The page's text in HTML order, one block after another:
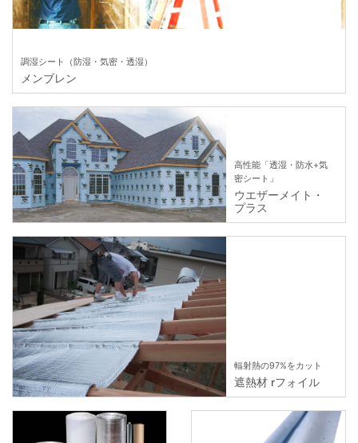
調湿シート（防湿・気密・透湿）
メンブレン
高性能「透湿・防水+気
密シート」
ウエザーメイト・
プラス
輻射熱の97%をカット
遮熱材 rフォイル